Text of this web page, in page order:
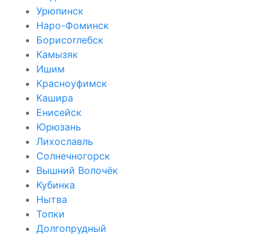
Урюпинск
Наро-Фоминск
Борисоглебск
Камызяк
Ишим
Красноуфимск
Кашира
Енисейск
Юрюзань
Лихославль
Солнечногорск
Вышний Волочёк
Кубинка
Нытва
Топки
Долгопрудный